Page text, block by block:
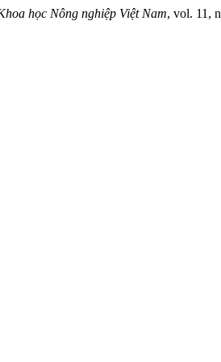
học Nông nghiệp Việt Nam, vol. 11,